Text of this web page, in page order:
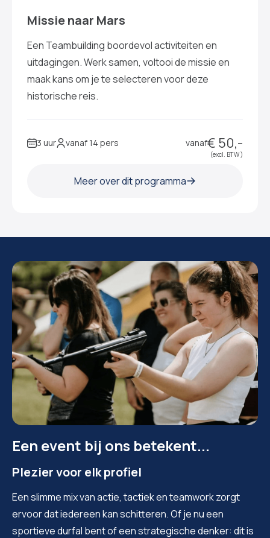
Missie naar Mars
Een Teambuilding boordevol activiteiten en
uitdagingen. Werk samen, voltooi de missie en
maak kans om je te selecteren voor deze
historische reis.
3 uur vanaf 14 pers vanaf€ 50,-
(excl. BTW )
Meer over dit programma
Een event bij ons betekent...
Plezier voor elk profiel
Een slimme mix van actie, tactiek en teamwork zorgt
ervoor dat iedereen kan schitteren. Of je nu een
sportieve durfal bent of een strategische denker: dit is